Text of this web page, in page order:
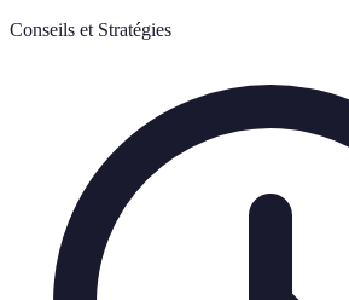
Conseils et Stratégies